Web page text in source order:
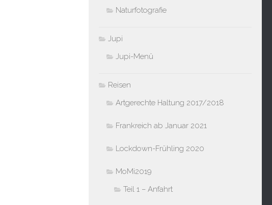
Naturfotografie
Jupi
Jupi-Menü
Reisen
Artgerechte Haltung 2017/2018
Frankreich ab Januar 2021
Lockdown-Frühling 2020
MoMi2019
Teil 1 – Anfahrt